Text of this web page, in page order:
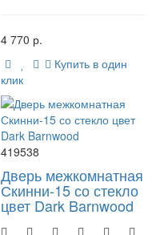
4 770 р.
Купить в один
клик
419538
Дверь межкомнатная
Скинни-15 со стекло
цвет Dark Barnwood